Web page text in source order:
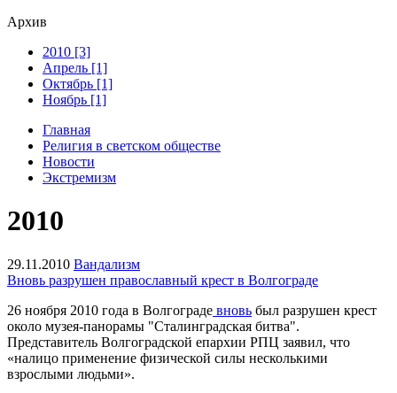
Архив
2010 [3]
Апрель [1]
Октябрь [1]
Ноябрь [1]
Главная
Религия в светском обществе
Новости
Экстремизм
2010
29.11.2010 Вандализм
Вновь разрушен православный крест в Волгограде
26 ноября 2010 года в Волгограде вновь был разрушен крест
около музея-панорамы "Сталинградская битва".
Представитель Волгоградской епархии РПЦ заявил, что
«налицо применение физической силы несколькими
взрослыми людьми».